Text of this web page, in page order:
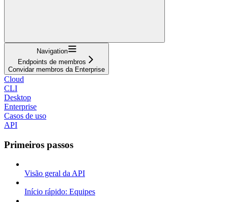
Navigation
Endpoints de membros
Convidar membros da Enterprise
Cloud
CLI
Desktop
Enterprise
Casos de uso
API
Primeiros passos
Visão geral da API
Início rápido: Equipes